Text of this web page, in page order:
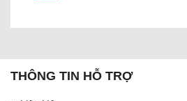
THÔNG TIN HỖ TRỢ